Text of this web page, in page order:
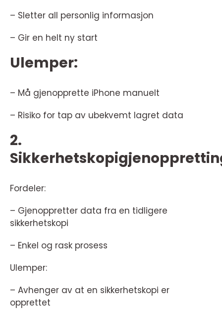
– Sletter all personlig informasjon
– Gir en helt ny start
Ulemper:
– Må gjenopprette iPhone manuelt
– Risiko for tap av ubekvemt lagret data
2.
Fordeler:
– Gjenoppretter data fra en tidligere
sikkerhetskopi
– Enkel og rask prosess
Ulemper:
– Avhenger av at en sikkerhetskopi er
opprettet